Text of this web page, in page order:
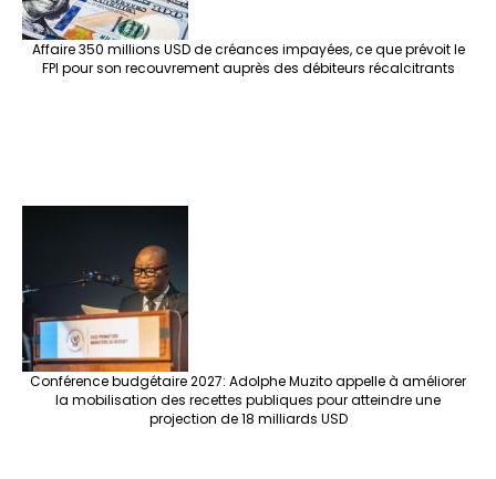
Affaire 350 millions USD de créances impayées, ce que prévoit le
FPI pour son recouvrement auprès des débiteurs récalcitrants
Conférence budgétaire 2027: Adolphe Muzito appelle à améliorer
la mobilisation des recettes publiques pour atteindre une
projection de 18 milliards USD